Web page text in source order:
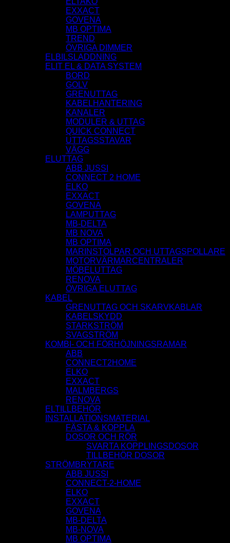
EXXACT
GOVENA
MB OPTIMA
TREND
ÖVRIGA DIMMER
ELBILSLADDNING
ELIT EL & DATA SYSTEM
BORD
GOLV
GRENUTTAG
KABELHANTERING
KANALER
MODULER & UTTAG
QUICK CONNECT
UTTAGSSTAVAR
VÄGG
ELUTTAG
ABB JUSSI
CONNECT 2 HOME
ELKO
EXXACT
GOVENA
LAMPUTTAG
MB-DELTA
MB NOVA
MB OPTIMA
MARINSTOLPAR OCH UTTAGSPOLLARE
MOTORVÄRMARCENTRALER
MÖBELUTTAG
RENOVA
ÖVRIGA ELUTTAG
KABEL
GRENUTTAG OCH SKARVKABLAR
KABELSKYDD
STARKSTRÖM
SVAGSTRÖM
KOMBI- OCH FÖRHÖJNINGSRAMAR
ABB
CONNECT2HOME
ELKO
EXXACT
MALMBERGS
RENOVA
ELTILLBEHÖR
INSTALLATIONSMATERIAL
FÄSTA & KOPPLA
DOSOR OCH RÖR
SVARTA KOPPLINGSDOSOR
TILLBEHÖR DOSOR
STRÖMBRYTARE
ABB JUSSI
CONNECT-2-HOME
ELKO
EXXACT
GOVENA
MB-DELTA
MB-NOVA
MB OPTIMA